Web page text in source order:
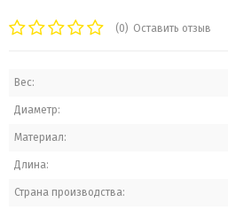
(0) Оставить отзыв
Вес:
Диаметр:
Материал:
Длина:
Страна производства: